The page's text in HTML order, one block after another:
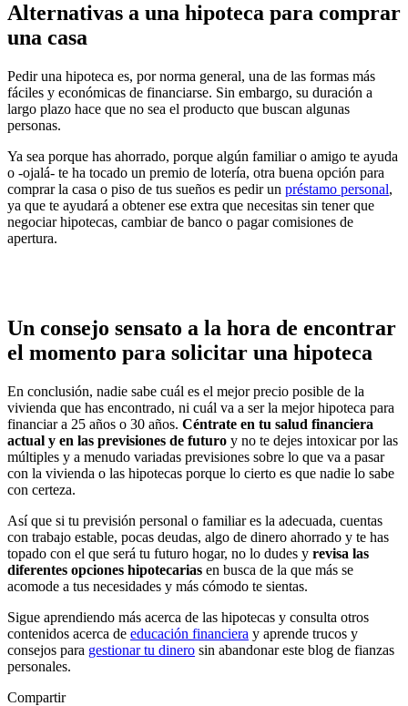
Alternativas a una hipoteca para comprar
una casa
Pedir una hipoteca es, por norma general, una de las formas más
fáciles y económicas de financiarse. Sin embargo, su duración a
largo plazo hace que no sea el producto que buscan algunas
personas.
Ya sea porque has ahorrado, porque algún familiar o amigo te ayuda
o -ojalá- te ha tocado un premio de lotería, otra buena opción para
comprar la casa o piso de tus sueños es pedir un préstamo personal,
ya que te ayudará a obtener ese extra que necesitas sin tener que
negociar hipotecas, cambiar de banco o pagar comisiones de
apertura.
Un consejo sensato a la hora de encontrar
el momento para solicitar una hipoteca
En conclusión, nadie sabe cuál es el mejor precio posible de la
vivienda que has encontrado, ni cuál va a ser la mejor hipoteca para
financiar a 25 años o 30 años. Céntrate en tu salud financiera
actual y en las previsiones de futuro y no te dejes intoxicar por las
múltiples y a menudo variadas previsiones sobre lo que va a pasar
con la vivienda o las hipotecas porque lo cierto es que nadie lo sabe
con certeza.
Así que si tu previsión personal o familiar es la adecuada, cuentas
con trabajo estable, pocas deudas, algo de dinero ahorrado y te has
topado con el que será tu futuro hogar, no lo dudes y revisa las
diferentes opciones hipotecarias en busca de la que más se
acomode a tus necesidades y más cómodo te sientas.
Sigue aprendiendo más acerca de las hipotecas y consulta otros
contenidos acerca de educación financiera y aprende trucos y
consejos para gestionar tu dinero sin abandonar este blog de fianzas
personales.
Compartir